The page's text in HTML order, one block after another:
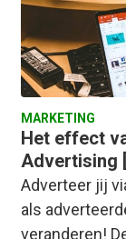
MARKETING
Het effect
Advertising
Adverteer jij
als
veranderen!